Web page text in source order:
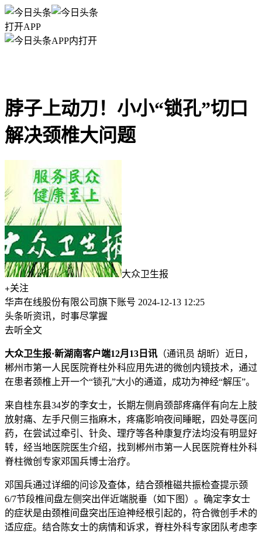
打开APP
APP内打开
脖子上动刀！小小“锁孔”切口
解决颈椎大问题
大众卫生报
关注
华声在线股份有限公司旗下账号 2024-12-13 12:25
头条听资讯，时事尽掌握
去听全文
大众卫生报·新湖南客户端12月13日讯 （通讯员 胡昕）近日，
郴州市第一人民医院脊柱外科应用先进的微创内镜技术，通过
在患者颈椎上开一个“锁孔”大小的通道，成功为神经“解压”。
来自桂东县34岁的李女士，长期左侧肩颈部疼痛伴有向左上肢
放射痛、左手尺侧三指麻木，疼痛影响夜间睡眠，四处寻医问
药，在尝试过牵引、针灸、理疗等各种康复疗法均没有明显好
转，经当地医院医生介绍，找到郴州市第一人民医院脊柱外科
脊柱微创专家邓国兵博士治疗。
邓国兵通过详细的问诊及查体，结合颈椎磁共振检查提示颈
6/7节段椎间盘左侧突出伴近端脱垂（如下图）。确定李女士
的症状是由颈椎间盘突出压迫神经根引起的，符合微创手术的
适应症。结合陈女士的病情和诉求，脊柱外科专家团队考虑李